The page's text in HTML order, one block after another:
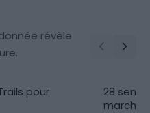
révèle
pour
28
marcher